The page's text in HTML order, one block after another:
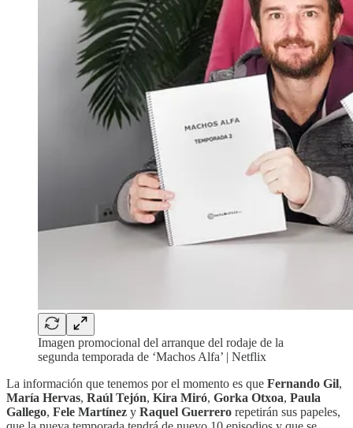
Imagen promocional del arranque del rodaje de la
segunda temporada de ‘Machos Alfa’ | Netflix
La información que tenemos por el momento es que Fernando Gil,
María Hervas, Raúl Tejón, Kira Miró, Gorka Otxoa, Paula
Gallego, Fele Martínez y Raquel Guerrero repetirán sus papeles,